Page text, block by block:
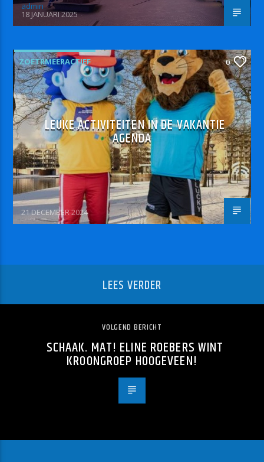
admin
18 JANUARI 2025
ZOETRMEERACTIEF 0
LEUKE ACTIVITEITEN IN DE VAKANTIE
AGENDA
21 DECEMBER 2024
LEES VERDER
VOLGEND BERICHT
SCHAAK. MAT! ELINE ROEBERS WINT
KROONGROEP HOOGEVEEN!